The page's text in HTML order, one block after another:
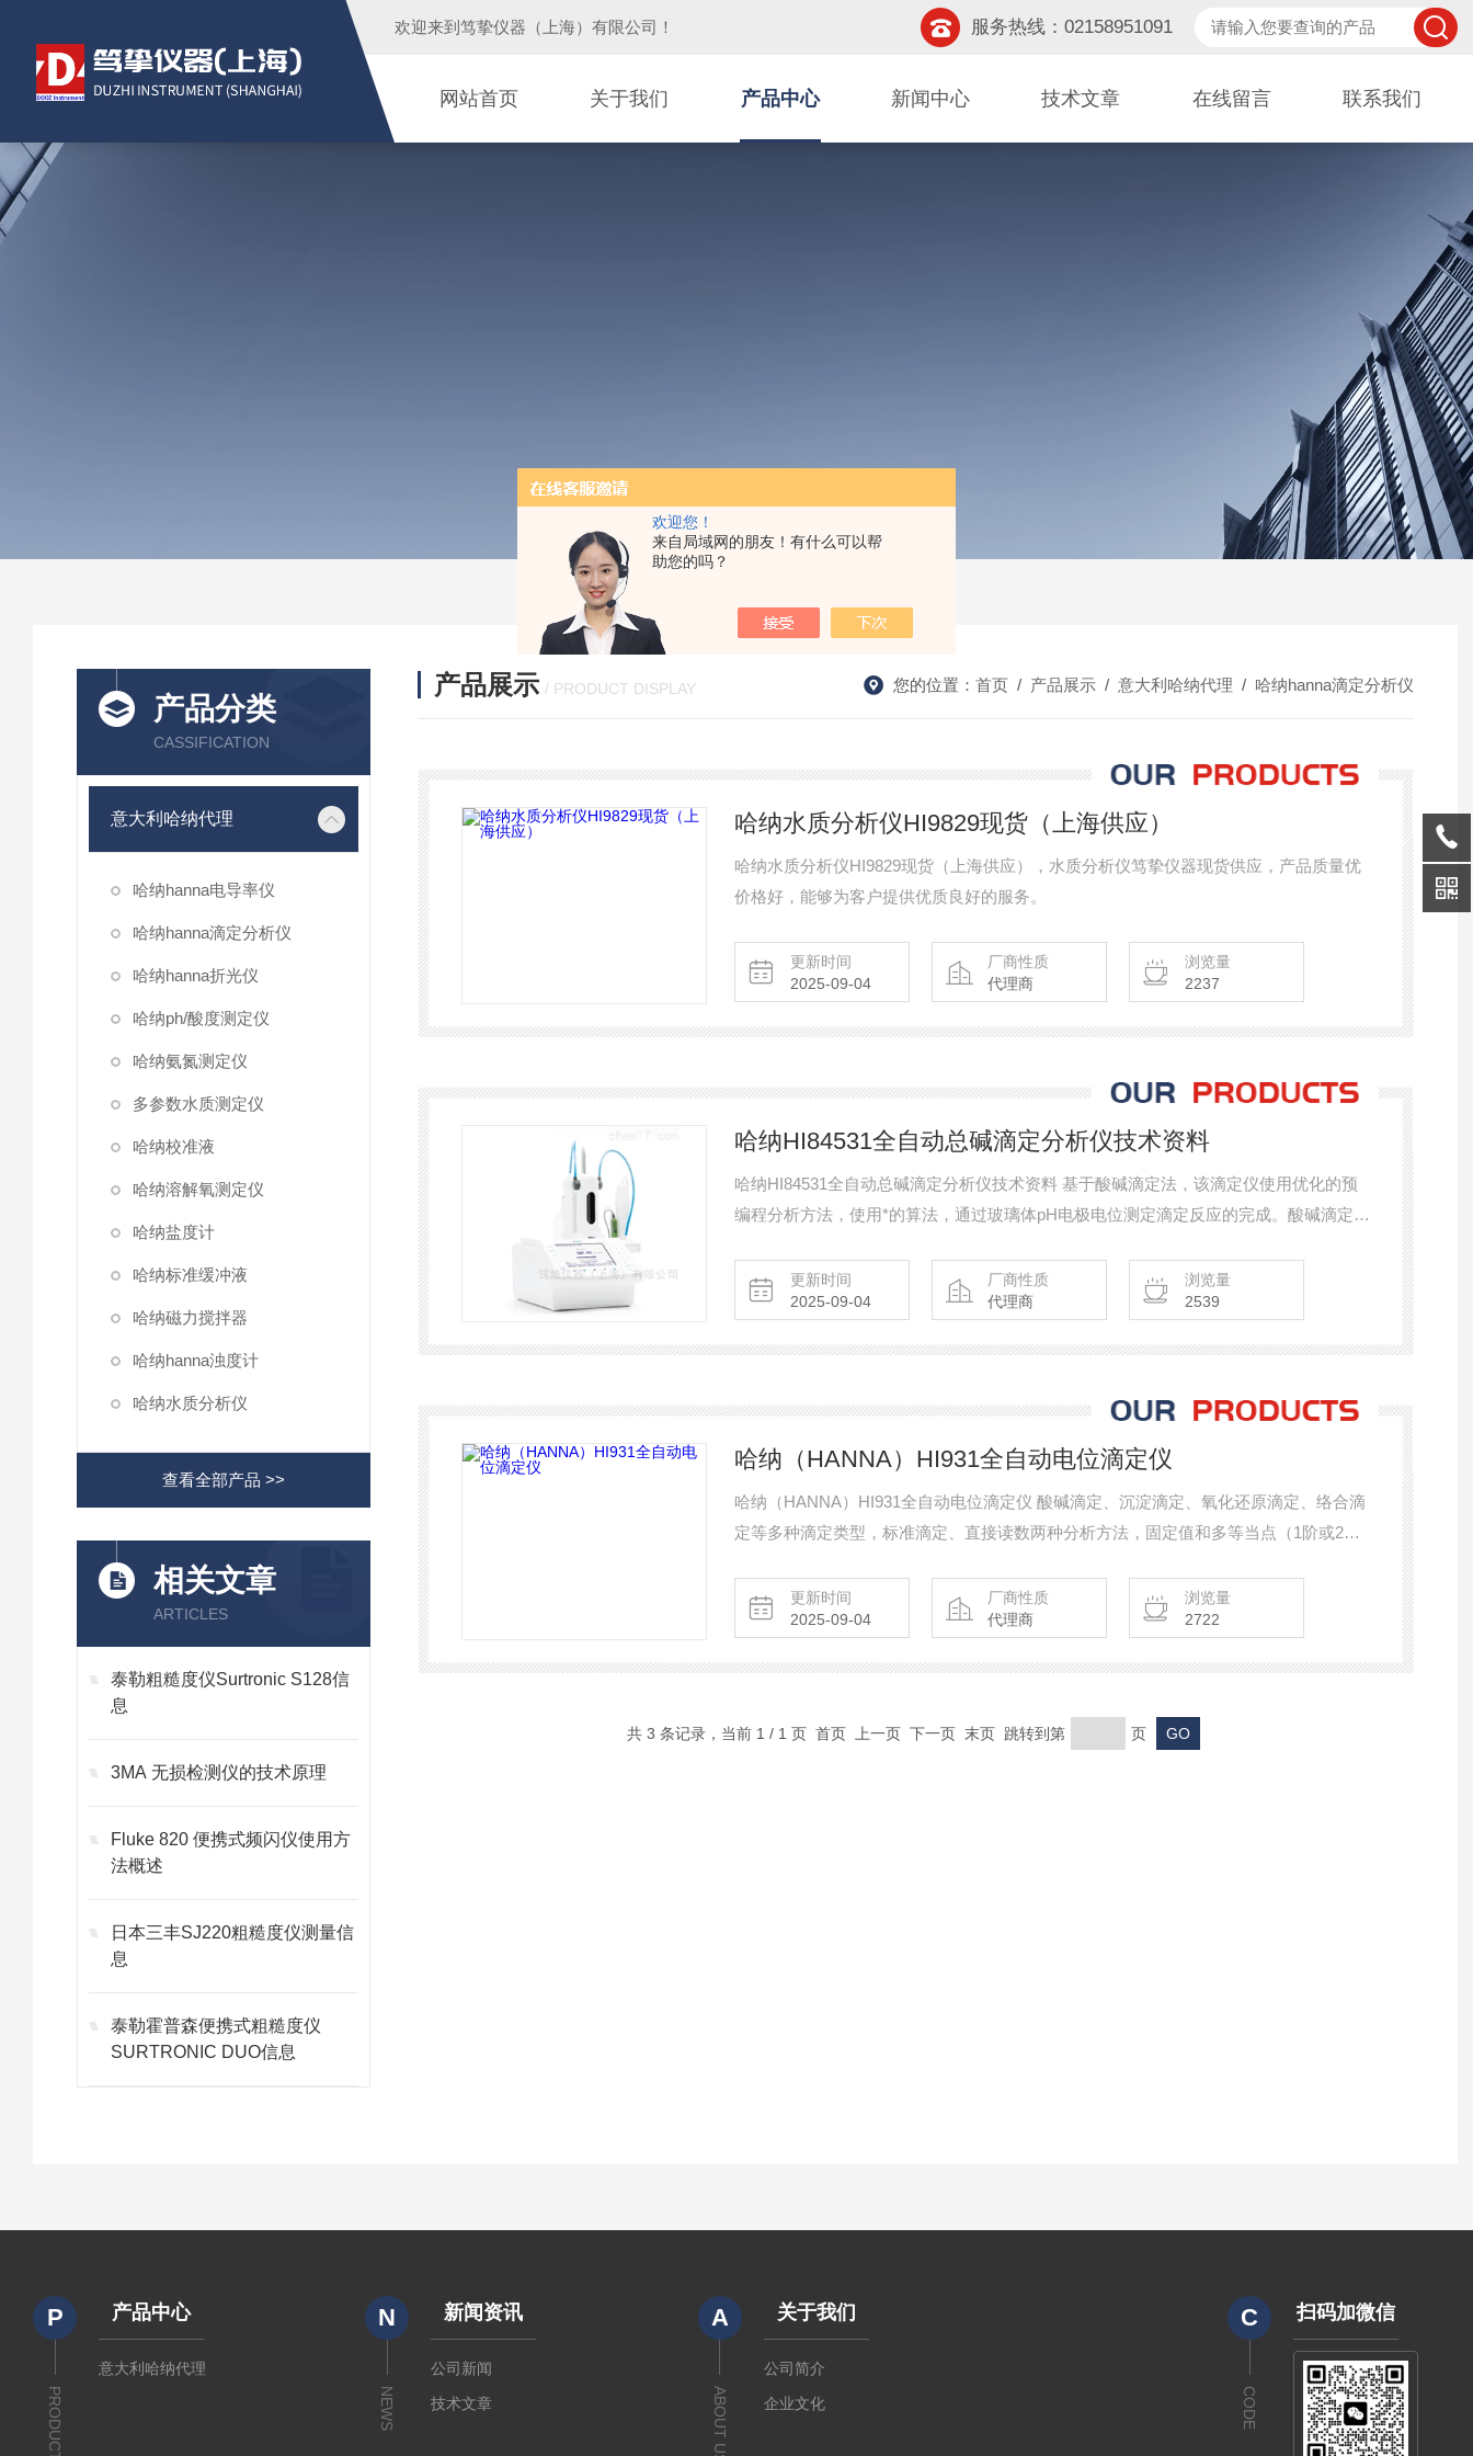
欢迎您！
来自局域网的朋友！有什么可以帮
助您的吗？
欢迎来到 笃挚仪器（上海）有限公司 ！ 服务热线：02158951091
网站首页 关于我们 产品中心 新闻中心 技术文章 在线留言 联系我们
产品分类
CASSIFICATION
意大利哈纳代理
哈纳hanna电导率仪
哈纳hanna滴定分析仪
哈纳hanna折光仪
哈纳ph/酸度测定仪
哈纳氨氮测定仪
多参数水质测定仪
哈纳校准液
哈纳溶解氧测定仪
哈纳盐度计
哈纳标准缓冲液
哈纳磁力搅拌器
哈纳hanna浊度计
哈纳水质分析仪
查看全部产品 >>
相关文章
ARTICLES
泰勒粗糙度仪Surtronic S128信
息
3MA 无损检测仪的技术原理
Fluke 820 便携式频闪仪使用方
法概述
日本三丰SJ220粗糙度仪测量信
息
泰勒霍普森便携式粗糙度仪
SURTRONIC DUO信息
产品展示 / PRODUCT DISPLAY 您的位置： 首页 / 产品展示 / 意大利哈纳代理 / 哈纳hanna滴定分析仪
哈纳水质分析仪HI9829现货（上海供应）
哈纳水质分析仪HI9829现货（上海供应），水质分析仪笃挚仪器现货供应，产品质量优
价格好，能够为客户提供优质良好的服务。
更新时间
2025-09-04
厂商性质
代理商
浏览量
2237
哈纳HI84531全自动总碱滴定分析仪技术资料
哈纳HI84531全自动总碱滴定分析仪技术资料 基于酸碱滴定法，该滴定仪使用优化的预
编程分析方法，使用*的算法，通过玻璃体pH电极电位测定滴定反应的完成。酸碱滴定、
数测定仪。更新时间
2025-09-04
厂商性质
代理商
浏览量
2539
哈纳（HANNA）HI931全自动电位滴定仪
哈纳（HANNA）HI931全自动电位滴定仪 酸碱滴定、沉淀滴定、氧化还原滴定、络合滴
定等多种滴定类型，标准滴定、直接读数两种分析方法，固定值和多等当点（1阶或2阶
更新时间
2025-09-04
厂商性质
代理商
浏览量
2722
共 3 条记录，当前 1 / 1 页 首页 上一页 下一页 末页 跳转到第 页
P
PRODUCTS
产品中心
意大利哈纳代理
N
NEWS
新闻资讯
公司新闻
技术文章
A
ABOUT US
关于我们
公司简介
企业文化
C
CODE
扫码加微信